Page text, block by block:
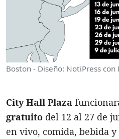
Boston - Diseño: NotiPress con
City Hall Plaza
gratuito del 12 al 27 de
en vivo, comida, bebida y